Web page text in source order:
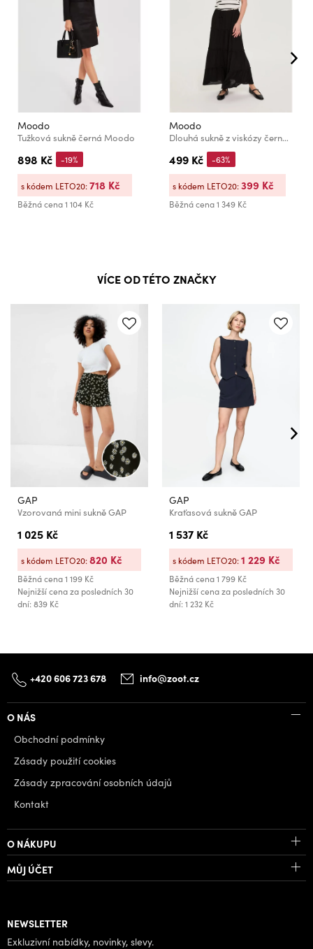
Moodo
Tužková sukně černá Moodo
898 Kč
Běžná cena1 104 Kč
-19%
s kódem LETO20:718 Kč
Moodo
Dlouhá sukně z viskózy černá Moodo
499 Kč
Běžná cena1 349 Kč
-63%
s kódem LETO20:399 Kč
VÍCE OD TÉTO ZNAČKY
GAP
Vzorovaná mini sukně GAP
1 025 Kč
Běžná cena1 199 Kč
Nejnižší cena za posledních 30
dní: 839 Kč
s kódem LETO20:820 Kč
GAP
Kraťasová sukně GAP
1 537 Kč
Běžná cena1 799 Kč
Nejnižší cena za posledních 30
dní: 1 232 Kč
s kódem LETO20:1 229 Kč
+420 606 723 678 info@zoot.cz
O NÁS
Obchodní podmínky
Zásady použití cookies
Zásady zpracování osobních údajů
Kontakt
O NÁKUPU
MŮJ ÚČET
NEWSLETTER
Exkluzivní nabídky, novinky, slevy.